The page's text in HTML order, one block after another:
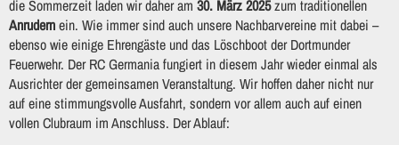
die Sommerzeit laden wir daher am 30. März 2025zum traditionellen
Anrudernein. Wie immer sind auch unsere Nachbarvereine mit dabei –
ebenso wie einige Ehrengäste und das Löschboot der Dortmunder
Feuerwehr. Der RC Germania fungiert in diesem Jahr wieder einmal als
Ausrichter der gemeinsamen Veranstaltung. Wir hoffen daher nicht nur
auf eine stimmungsvolle Ausfahrt, sondern vor allem auch auf einen
vollen Clubraum im Anschluss. Der Ablauf: